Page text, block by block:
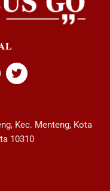
Kec. Menteng, Kota
10310